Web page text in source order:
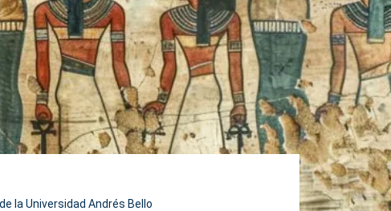
la Universidad Andrés Bello